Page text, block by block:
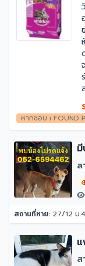
หากชอบ i FOUND
ส
สถานที่หาย: 27/12 ม.4
ส